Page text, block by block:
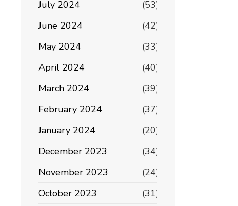
July 2024
(53)
June 2024
(42)
May 2024
(33)
April 2024
(40)
March 2024
(39)
February 2024
(37)
January 2024
(20)
December 2023
(34)
November 2023
(24)
October 2023
(31)